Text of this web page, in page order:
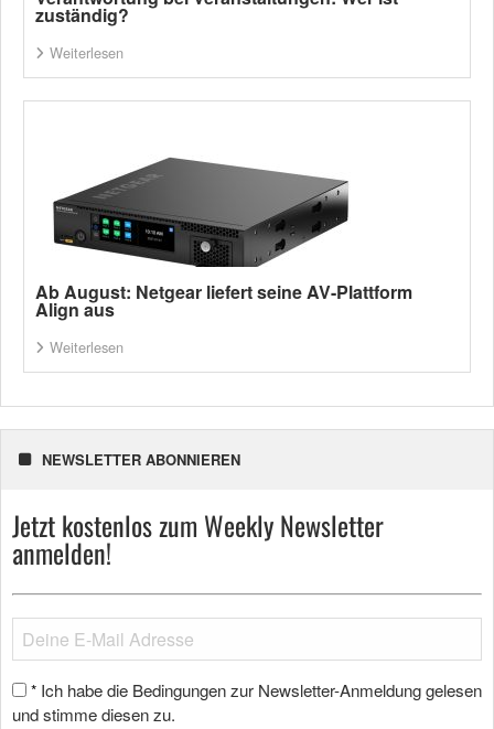
zuständig?
Weiterlesen
Ab August: Netgear liefert seine AV-Plattform
Align aus
Weiterlesen
NEWSLETTER ABONNIEREN
Jetzt kostenlos zum Weekly Newsletter
anmelden!
* Ich habe die Bedingungen zur Newsletter-Anmeldung gelesen
und stimme diesen zu.